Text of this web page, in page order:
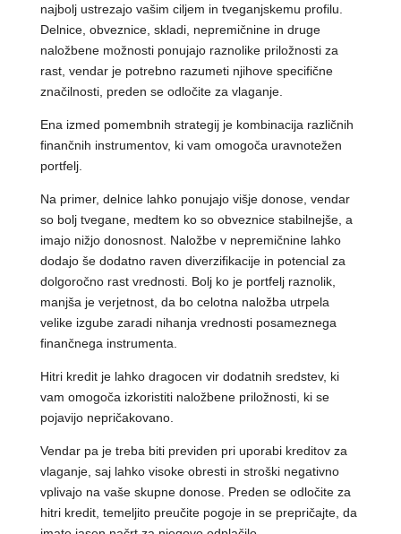
najbolj ustrezajo vašim ciljem in tveganjskemu profilu.
Delnice, obveznice, skladi, nepremičnine in druge
naložbene možnosti ponujajo raznolike priložnosti za
rast, vendar je potrebno razumeti njihove specifične
značilnosti, preden se odločite za vlaganje.
Ena izmed pomembnih strategij je kombinacija različnih
finančnih instrumentov, ki vam omogoča uravnotežen
portfelj.
Na primer, delnice lahko ponujajo višje donose, vendar
so bolj tvegane, medtem ko so obveznice stabilnejše, a
imajo nižjo donosnost. Naložbe v nepremičnine lahko
dodajo še dodatno raven diverzifikacije in potencial za
dolgoročno rast vrednosti. Bolj ko je portfelj raznolik,
manjša je verjetnost, da bo celotna naložba utrpela
velike izgube zaradi nihanja vrednosti posameznega
finančnega instrumenta.
Hitri kredit je lahko dragocen vir dodatnih sredstev, ki
vam omogoča izkoristiti naložbene priložnosti, ki se
pojavijo nepričakovano.
Vendar pa je treba biti previden pri uporabi kreditov za
vlaganje, saj lahko visoke obresti in stroški negativno
vplivajo na vaše skupne donose. Preden se odločite za
hitri kredit, temeljito preučite pogoje in se prepričajte, da